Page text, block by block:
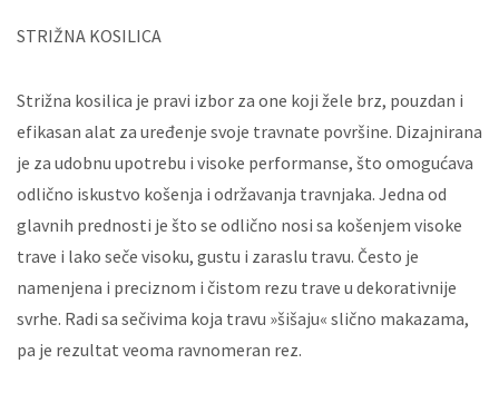
STRIŽNA KOSILICA
Strižna kosilica je pravi izbor za one koji žele brz, pouzdan i
efikasan alat za uređenje svoje travnate površine. Dizajnirana
je za udobnu upotrebu i visoke performanse, što omogućava
odlično iskustvo košenja i održavanja travnjaka. Jedna od
glavnih prednosti je što se odlično nosi sa košenjem visoke
trave i lako seče visoku, gustu i zaraslu travu. Često je
namenjena i preciznom i čistom rezu trave u dekorativnije
svrhe. Radi sa sečivima koja travu »šišaju« slično makazama,
pa je rezultat veoma ravnomeran rez.